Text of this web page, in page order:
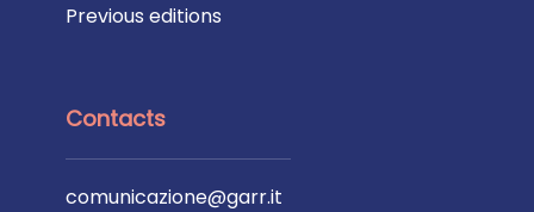
Previous editions
Contacts
comunicazione@garr.it